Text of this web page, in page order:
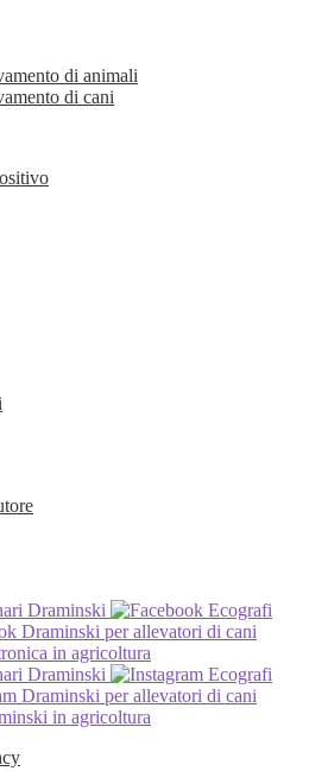
di animali
di cani
Draminski
Ecografi
Draminski per allevatori di cani
in agricoltura
Draminski
Ecografi
Draminski per allevatori di cani
in agricoltura